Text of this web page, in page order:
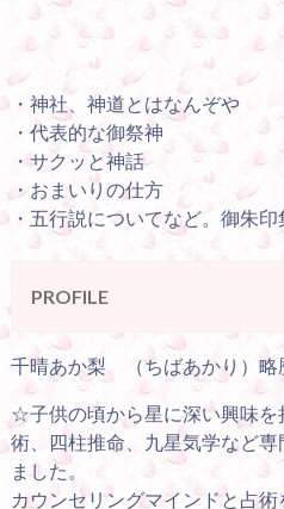
・神社、神道とはなんぞや
・代表的な御祭神
・サクッと神話
・おまいりの仕方
・五行説についてなど。御朱
PROFILE
千晴あか梨 （ちばあかり）略
☆子供の頃から星に深い興味を
術、四柱推命、九星気学など
ました。
カウンセリングマインドと占